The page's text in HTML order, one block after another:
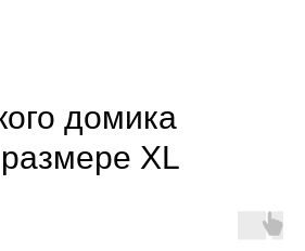
домика
XL